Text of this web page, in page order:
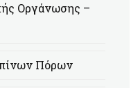
Οργάνωσης –
Πόρων